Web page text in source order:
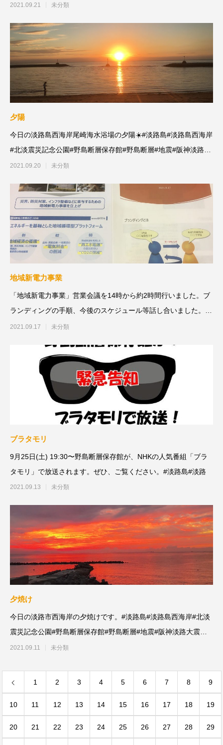
していました。
2021.09.21 未分類
夕陽
今日の淡路島西海岸尾崎海水浴場の夕陽☀️#淡路島#淡路島西海岸
#北淡震災記念公園#野島断層保存館#野島断層#地震#阪神淡路大
震災#自然災
2021.09.20 未分類
地域新電力事業
「地域新電力事業」営業会議を14時から約2時間行いました。ブ
ランディングの手順、今後のスケジュール等話し合いました。#
淡路島#淡
2021.09.17 未分類
ブラタモリ
9月25日(土) 19:30〜野島断層保存館が、NHKの人気番組「ブラ
タモリ」で放送されます。ぜひ、ご覧ください。#淡路島#淡路
2021.09.13 未分類
夕焼け
今日の淡路市西海岸の夕焼けです。#淡路島#淡路島西海岸#北淡
震災記念公園#野島断層保存館#野島断層#地震#阪神淡路大震災#
自然災害#淡路
2021.09.11 未分類
1 2 3 4 5 6 7 8 9
10 11 12 13 14 15 16 17 18 19
20 21 22 23 24 25 26 27 28 29